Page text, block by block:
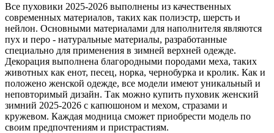
Все пуховики 2025-2026 выполнены из качественных
современных материалов, таких как полиэстр, шерсть и
нейлон. Основными материалами для наполнителя являются
пух и перо - натуральные материалы, разработанные
специально для применения в зимней верхней одежде.
Декорация выполнена благородными породами меха, таких
животных как енот, песец, норка, чернобурка и кролик. Как и
положено женской одежде, все модели имеют уникальный и
неповторимый дизайн. Так можно купить пуховик женский
зимний 2025-2026 с капюшоном и мехом, стразами и
кружевом. Каждая модница сможет приобрести модель по
своим предпочтениям и пристрастиям.